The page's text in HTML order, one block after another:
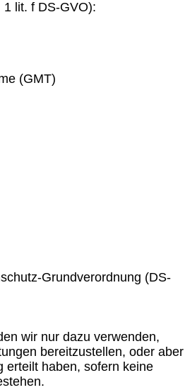
lit. f DS-GVO):
(GMT)
Grundverordnung (DS-
wir nur dazu verwenden,
bereitzustellen, oder aber
erteilt haben, sofern keine